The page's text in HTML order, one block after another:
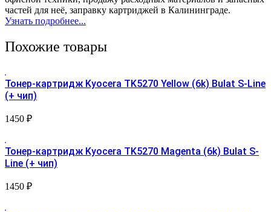
частей для неё, заправку картриджей в Калининграде.
Узнать подробнее...
Похожие товары
Тонер-картридж Kyocera TK5270 Yellow (6k) Bulat S-Line
(+ чип)
1450 ₽
Тонер-картридж Kyocera TK5270 Magenta (6k) Bulat S-
Line (+ чип)
1450 ₽